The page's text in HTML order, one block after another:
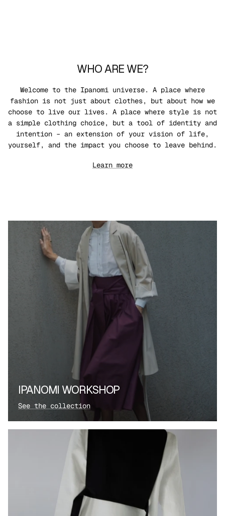
WHO ARE WE?
Welcome to the Ipanomi universe. A place where
fashion is not just about clothes, but about how we
choose to live our lives. A place where style is not
a simple clothing choice, but a tool of identity and
intention – an extension of your vision of life,
yourself, and the impact you choose to leave behind.
Learn more
IPANOMI WORKSHOP
See the collection